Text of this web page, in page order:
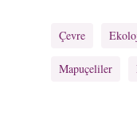
Çevre
Mapuçeliler